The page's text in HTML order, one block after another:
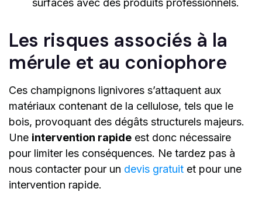
surfaces avec des produits professionnels.
Les risques associés à la
mérule et au coniophore
Ces champignons lignivores s’attaquent aux
matériaux contenant de la cellulose, tels que le
bois, provoquant des dégâts structurels majeurs.
Une intervention rapide est donc nécessaire
pour limiter les conséquences. Ne tardez pas à
nous contacter pour un devis gratuit et pour une
intervention rapide.